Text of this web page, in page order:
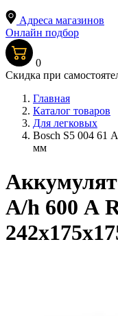
Адреса магазинов
Онлайн подбор
0
Скидка при
Главная
Каталог товаров
Для легковых
Bosch S5 004 61
мм
А/h 600 А